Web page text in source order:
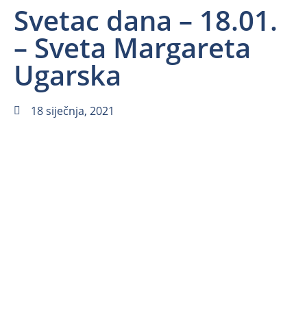
Svetac dana – 18.01.
– Sveta Margareta
Ugarska
18 siječnja, 2021